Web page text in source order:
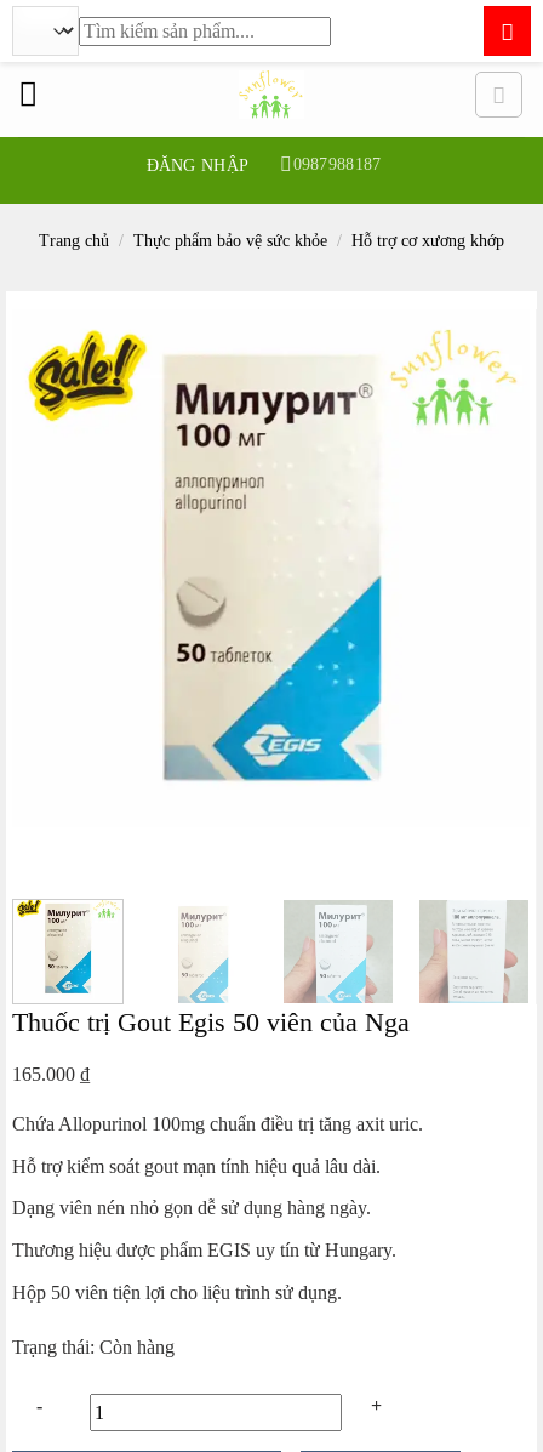
ĐĂNG NHẬP 0987988187
Tìm
kiếm:
Trang chủ / Thực phẩm bảo vệ sức khỏe / Hỗ trợ cơ xương khớp
Thuốc trị Gout Egis 50 viên của Nga
165.000 ₫
Chứa Allopurinol 100mg chuẩn điều trị tăng axit uric.
Hỗ trợ kiểm soát gout mạn tính hiệu quả lâu dài.
Dạng viên nén nhỏ gọn dễ sử dụng hàng ngày.
Thương hiệu dược phẩm EGIS uy tín từ Hungary.
Hộp 50 viên tiện lợi cho liệu trình sử dụng.
Trạng thái: Còn hàng